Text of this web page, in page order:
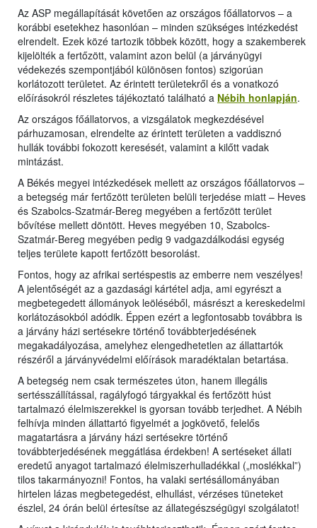
Az ASP megállapítását követően az országos főállatorvos – a
korábbi esetekhez hasonlóan – minden szükséges intézkedést
elrendelt. Ezek közé tartozik többek között, hogy a szakemberek
kijelölték a fertőzött, valamint azon belül (a járványügyi
védekezés szempontjából különösen fontos) szigorúan
korlátozott területet. Az érintett területekről és a vonatkozó
előírásokról részletes tájékoztató található a Nébih honlapján.
Az országos főállatorvos, a vizsgálatok megkezdésével
párhuzamosan, elrendelte az érintett területen a vaddisznó
hullák további fokozott keresését, valamint a kilőtt vadak
mintázást.
A Békés megyei intézkedések mellett az országos főállatorvos –
a betegség már fertőzött területen belüli terjedése miatt – Heves
és Szabolcs-Szatmár-Bereg megyében a fertőzött terület
bővítése mellett döntött. Heves megyében 10, Szabolcs-
Szatmár-Bereg megyében pedig 9 vadgazdálkodási egység
teljes területe kapott fertőzött besorolást.
Fontos, hogy az afrikai sertéspestis az emberre nem veszélyes!
A jelentőségét az a gazdasági kártétel adja, ami egyrészt a
megbetegedett állományok leöléséből, másrészt a kereskedelmi
korlátozásokból adódik. Éppen ezért a legfontosabb továbbra is
a járvány házi sertésekre történő továbbterjedésének
megakadályozása, amelyhez elengedhetetlen az állattartók
részéről a járványvédelmi előírások maradéktalan betartása.
A betegség nem csak természetes úton, hanem illegális
sertésszállítással, ragályfogó tárgyakkal és fertőzött húst
tartalmazó élelmiszerekkel is gyorsan tovább terjedhet. A Nébih
felhívja minden állattartó figyelmét a jogkövető, felelős
magatartásra a járvány házi sertésekre történő
továbbterjedésének meggátlása érdekben! A sertéseket állati
eredetű anyagot tartalmazó élelmiszerhulladékkal („moslékkal”)
tilos takarmányozni! Fontos, ha valaki sertésállományában
hirtelen lázas megbetegedést, elhullást, vérzéses tüneteket
észlel, 24 órán belül értesítse az állategészségügyi szolgálatot!